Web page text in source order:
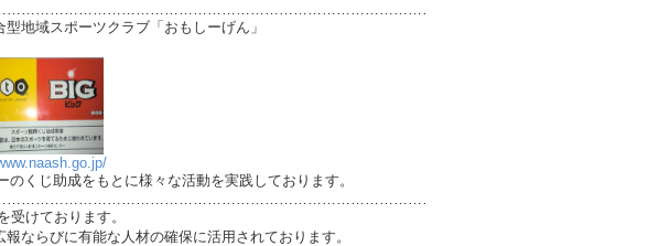
ブ「おもしーげん」
様々な活動を実践しております。
けております。
ならびに有能な人材の確保に活用されております。